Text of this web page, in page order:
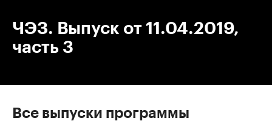
ЧЭЗ. Выпуск от 11.04.2019,
часть 3
Все выпуски программы